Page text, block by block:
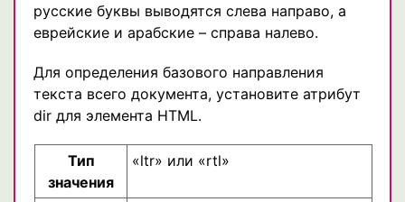
русские буквы выводятся слева направо, а
еврейские и арабские – справа налево.
Для определения базового направления
текста всего документа, установите атрибут
dir для элемента HTML.
Тип
значения
«ltr» или «rtl»